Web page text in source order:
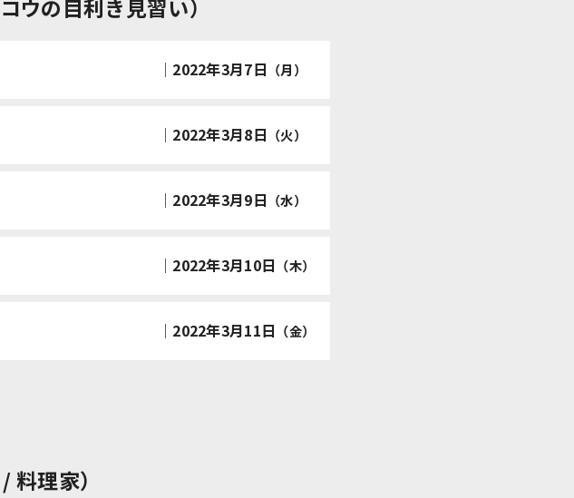
ウの目利き見習い）
│ 2022年3月7日 （月）
│ 2022年3月8日 （火）
│ 2022年3月9日 （水）
│ 2022年3月10日 （木）
│ 2022年3月11日 （金）
料理家）